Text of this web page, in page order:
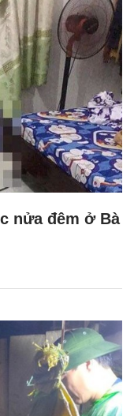
nửa đêm ở Bà